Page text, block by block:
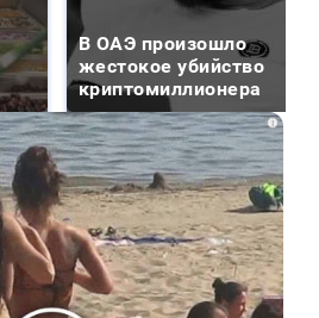
В ОАЭ произошло
жестокое убийство
криптомиллионера
i